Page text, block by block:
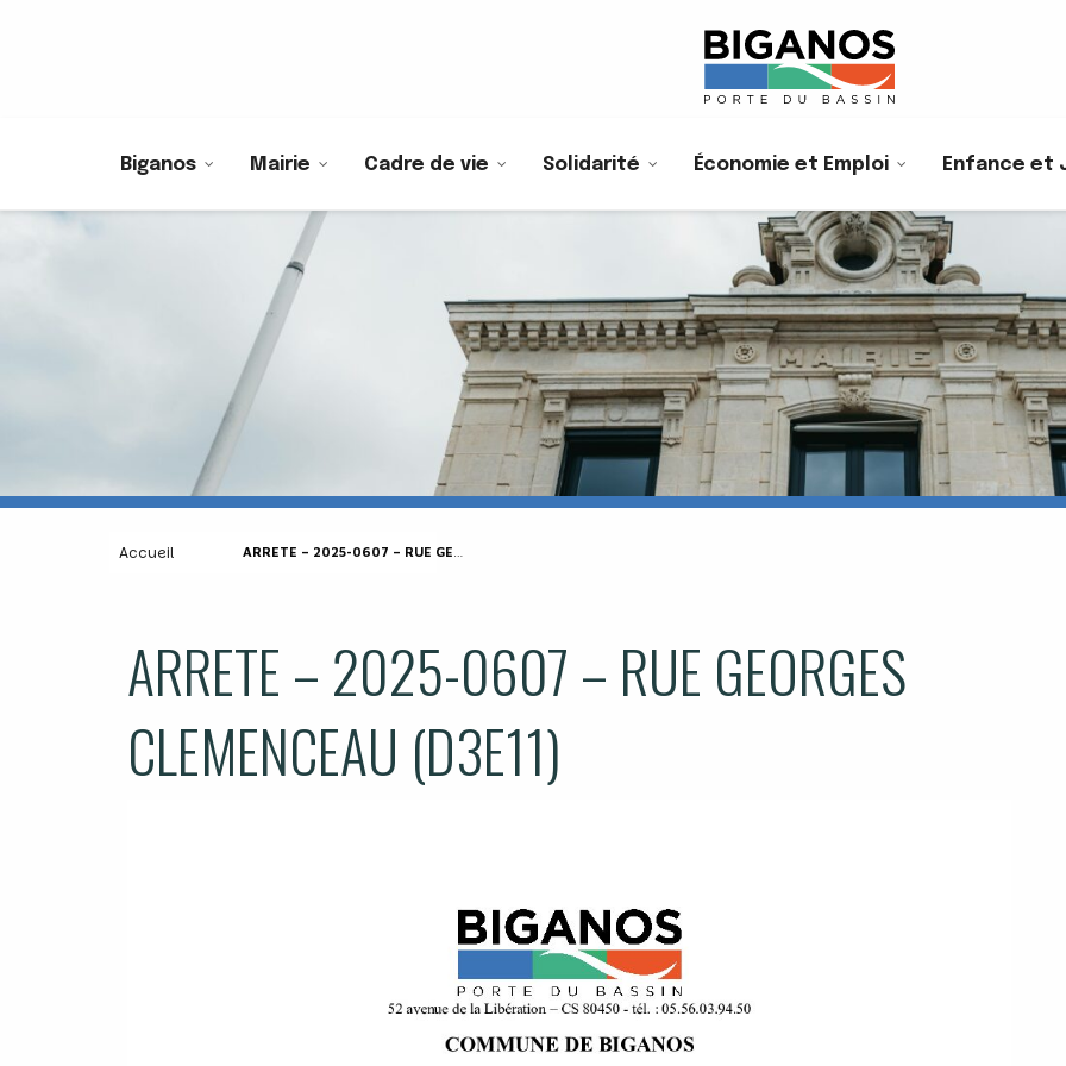
Biganos Mairie Cadre de vie Solidarité Économie et Emploi Enfance et
Accueil ARRETE – 2025-0607 – RUE GEORGES CLEMENCEAU (D3E11)
ARRETE – 2025-0607 – RUE GEORGES
CLEMENCEAU (D3E11)